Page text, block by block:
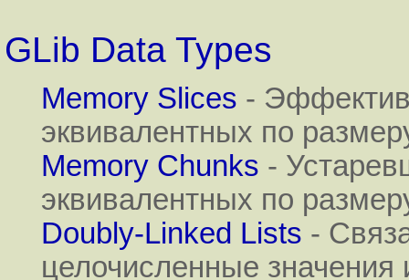
GLib Data Types
Memory Slices -
эквивалентных по
Memory Chunks -
эквивалентных по
Doubly-Linked Lists -
целочисленные значения